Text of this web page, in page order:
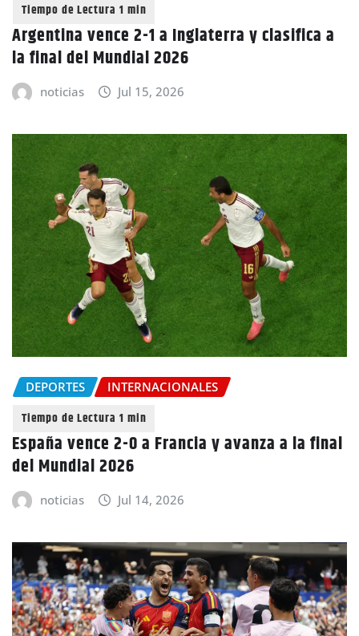
Argentina vence 2-1 a Inglaterra y clasifica a
la final del Mundial 2026
noticias Jul 15, 2026
DEPORTES INTERNACIONALES
España vence 2-0 a Francia y avanza a la final
del Mundial 2026
noticias Jul 14, 2026